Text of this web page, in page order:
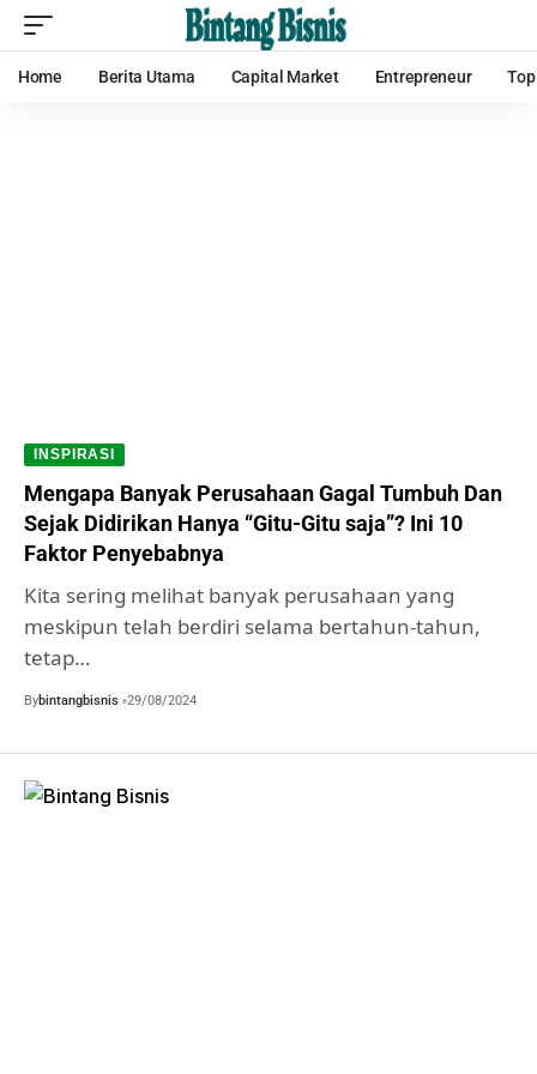
Home Berita Utama Capital Market Entrepreneur
INSPIRASI
Mengapa Banyak Perusahaan Gagal Tumbuh Dan
Sejak Didirikan Hanya “Gitu-Gitu saja”? Ini 10
Faktor Penyebabnya
Kita sering melihat banyak perusahaan yang
meskipun telah berdiri selama bertahun-tahun,
tetap…
Bybintangbisnis 29/08/2024